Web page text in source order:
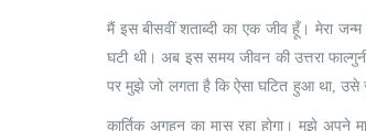
मैं इस बीसवीं शताब्दी का एक जीव हूँ। मेरा
घटी थी। अब इस समय जीवन की उत्तरा
पर मुझे जो लगता है कि ऐसा घटित हुआ था,
कार्तिक अगहन का मास रहा होगा। मुझे